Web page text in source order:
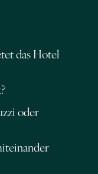
das Hotel
oder